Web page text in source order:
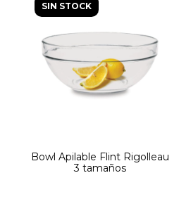
SIN STOCK
Bowl Apilable Flint Rigolleau
3 tamaños